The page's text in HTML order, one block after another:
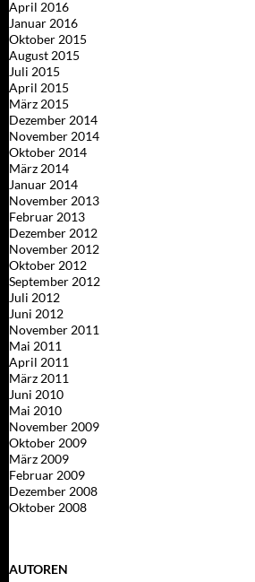
April 2016
Januar 2016
Oktober 2015
August 2015
Juli 2015
April 2015
März 2015
Dezember 2014
November 2014
Oktober 2014
März 2014
Januar 2014
November 2013
Februar 2013
Dezember 2012
November 2012
Oktober 2012
September 2012
Juli 2012
Juni 2012
November 2011
Mai 2011
April 2011
März 2011
Juni 2010
Mai 2010
November 2009
Oktober 2009
März 2009
Februar 2009
Dezember 2008
Oktober 2008
AUTOREN